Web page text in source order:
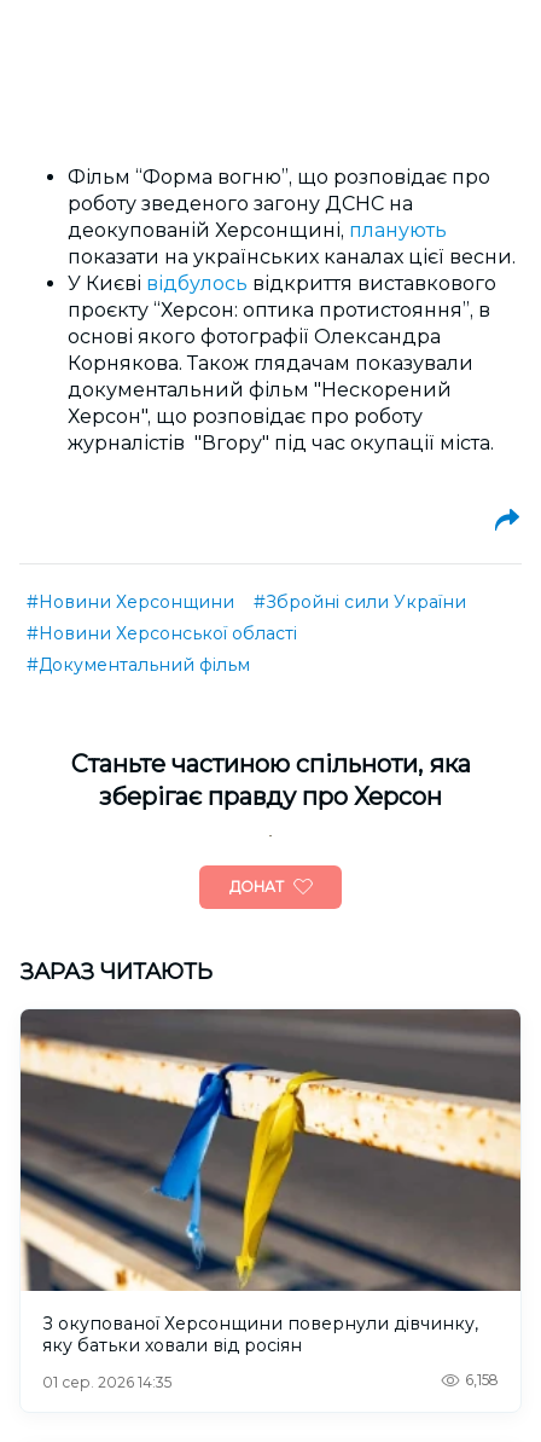
Фільм “Форма вогню”, що розповідає про
роботу зведеного загону ДСНС на
деокупованій Херсонщині, планують
показати на українських каналах цієї весни.
У Києві відбулось відкриття виставкового
проєкту “Херсон: оптика протистояння”, в
основі якого фотографії Олександра
Корнякова. Також глядачам показували
документальний фільм "Нескорений
Херсон", що розповідає про роботу
журналістів "Вгору" під час окупації міста.
#Новини Херсонщини
#Збройні сили України
#Новини Херсонської області
#Документальний фільм
Cтаньте частиною спільноти, яка
зберігає правду про Херсон
ДОНАТ
ЗАРАЗ ЧИТАЮТЬ
З окупованої Херсонщини повернули дівчинку,
яку батьки ховали від росіян
01 сер. 2026 14:35 6,158